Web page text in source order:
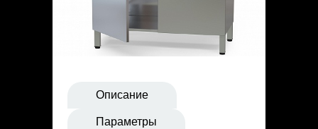
Контакты
Описание
Параметры